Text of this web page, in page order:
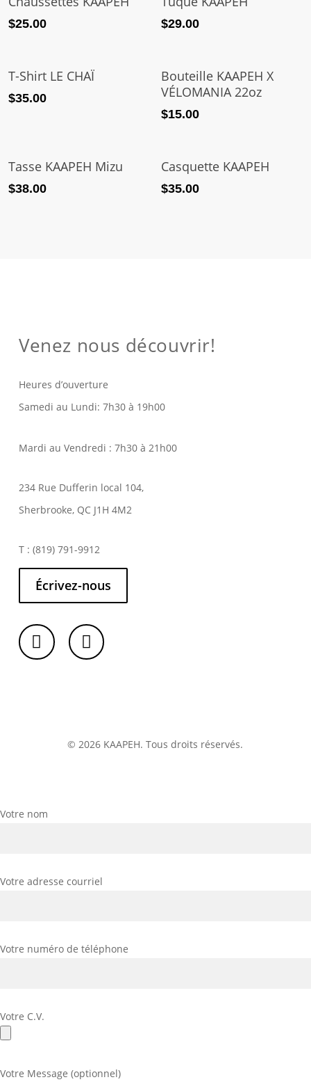
$25.00 $29.00
T-Shirt LE CHAÏ
$35.00
Bouteille KAAPEH X
VÉLOMANIA 22oz
$15.00
Tasse KAAPEH Mizu
$38.00
Casquette KAAPEH
$35.00
Venez nous découvrir!
Heures d’ouverture
Samedi au Lundi: 7h30 à 19h00
Mardi au Vendredi : 7h30 à 21h00
234 Rue Dufferin local 104,
Sherbrooke, QC J1H 4M2
T : (819) 791-9912
Écrivez-nous
© 2026 KAAPEH. Tous droits réservés.
Votre nom
Votre adresse courriel
Votre numéro de téléphone
Votre C.V.
Votre Message (optionnel)